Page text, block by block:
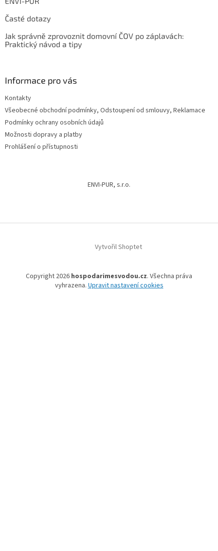
Časté dotazy
Jak správně zprovoznit domovní ČOV po záplavách:
Praktický návod a tipy
Informace pro vás
Kontakty
Všeobecné obchodní podmínky, Odstoupení od smlouvy, Reklamace
Podmínky ochrany osobních údajů
Možnosti dopravy a platby
Prohlášení o přístupnosti
ENVI-PUR, s.r.o.
Vytvořil Shoptet
Copyright 2026 hospodarimesvodou.cz. Všechna práva
vyhrazena. Upravit nastavení cookies